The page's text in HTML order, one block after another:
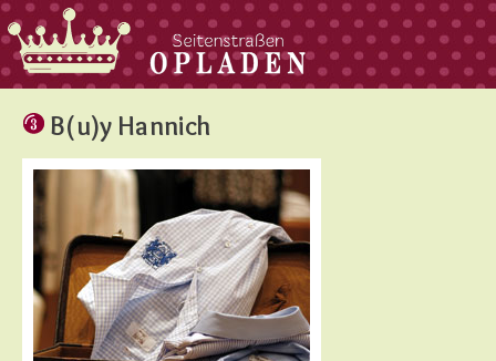
B(u)y Hannich